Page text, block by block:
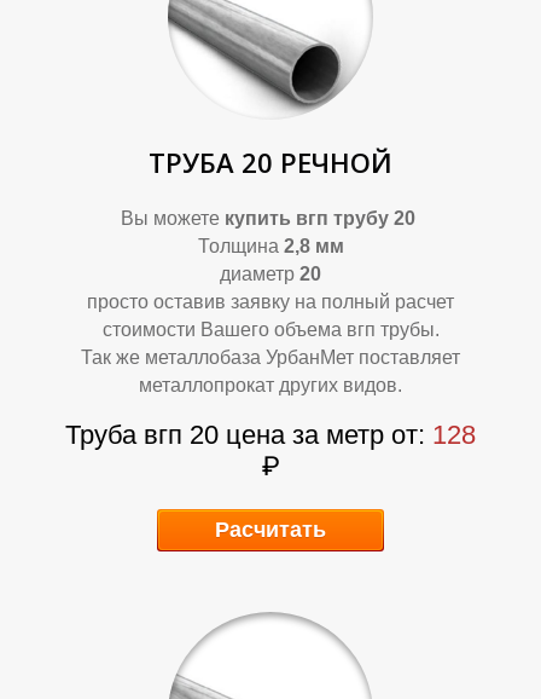
Л
ТРУБА 20 РЕЧНОЙ
Вы можете купить вгп трубу 20
Толщина 2,8 мм
диаметр 20
просто оставив заявку на полный расчет
стоимости Вашего объема вгп трубы.
Так же металлобаза УрбанМет поставляет
металлопрокат других видов.
Труба вгп 20 цена за метр от: 128
₽
Расчитать
Л